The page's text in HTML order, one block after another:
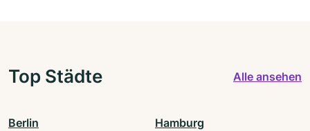
Top Städte Alle ansehen
Berlin Hamburg